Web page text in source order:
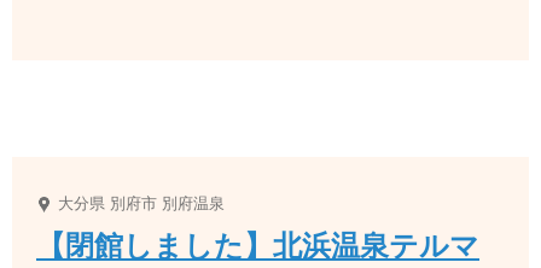
大分県 別府市 別府温泉
【閉館しました】北浜温泉テルマ